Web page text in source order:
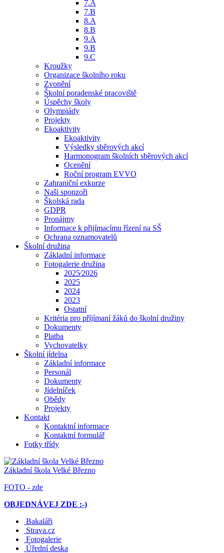
7.A
7.B
8.A
8.B
9.A
9.B
9.C
Kroužky
Organizace školního roku
Zvonění
Školní poradenské pracoviště
Úspěchy školy
Olympiády
Projekty
Ekoaktivity
Ekoaktivity
Výsledky sběrových akcí
Harmonogram školních sběrových akcí
Ocenění
Roční program EVVO
Zahraniční exkurze
Naši sponzoři
Školská rada
GDPR
Pronájmy
Informace k přijímacímu řízení na SŠ
Ochrana oznamovatelů
Školní družina
Základní informace
Fotogalerie družina
2025⁄2026
2025
2024
2023
Ostatní
Kritéria pro příjímaní žáků do školní družiny
Dokumenty
Platba
Vychovatelky
Školní jídelna
Základní informace
Personál
Dokumenty
Jídelníček
Obědy
Projekty
Kontakt
Kontaktní informace
Kontaktní formulář
Fotky třídy
Základní škola Velké Březno
FOTO - zde
OBJEDNÁVEJ ZDE :-)
Bakaláři
Strava.cz
Fotogalerie
Úřední deska